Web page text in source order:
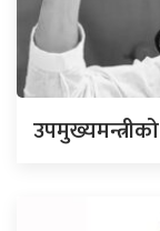
उपमुख्यमन्त्रीको